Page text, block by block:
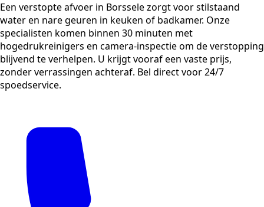
Een verstopte afvoer in Borssele zorgt voor stilstaand
water en nare geuren in keuken of badkamer. Onze
specialisten komen binnen 30 minuten met
hogedrukreinigers en camera-inspectie om de verstopping
blijvend te verhelpen. U krijgt vooraf een vaste prijs,
zonder verrassingen achteraf. Bel direct voor 24/7
spoedservice.